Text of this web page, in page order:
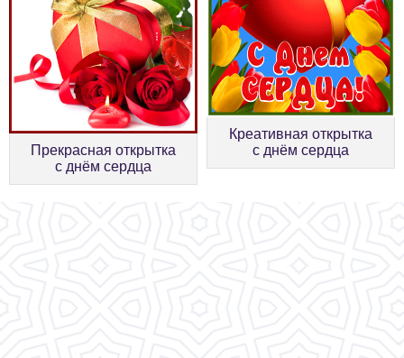
Прекрасная открытка
с днём сердца
Креативная открытка
с днём сердца